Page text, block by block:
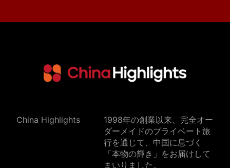
China Highlights
1998年の創業以来、完全オー
ダーメイドのプライベート旅
行を通じて、中国に息づく
「本物の輝き」をお届けして
まいりました。